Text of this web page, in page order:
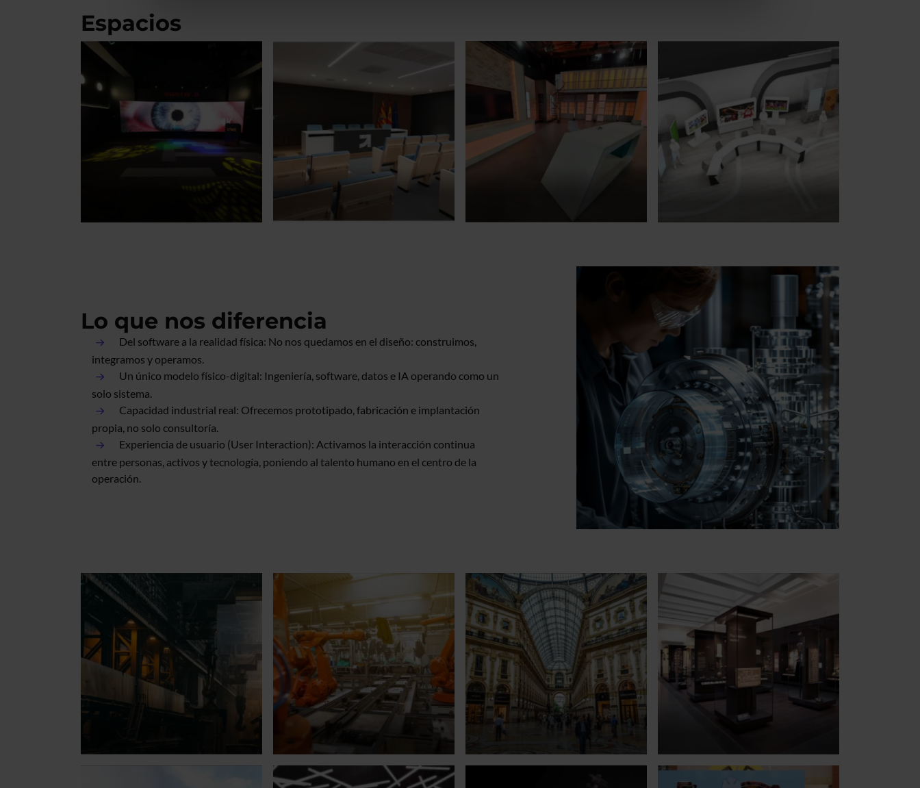
Espacios
Lo que nos diferencia
Del software a la realidad física: No nos quedamos en el diseño: construimos,
integramos y operamos.
Un único modelo físico-digital: Ingeniería, software, datos e IA operando como un
solo sistema.
Capacidad industrial real: Ofrecemos prototipado, fabricación e implantación
propia, no solo consultoría.
Experiencia de usuario (User Interaction): Activamos la interacción continua
entre personas, activos y tecnología, poniendo al talento humano en el centro de la
operación.